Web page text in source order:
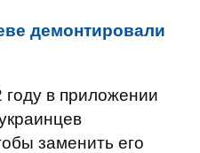
демонтировали
в приложении
заменить его